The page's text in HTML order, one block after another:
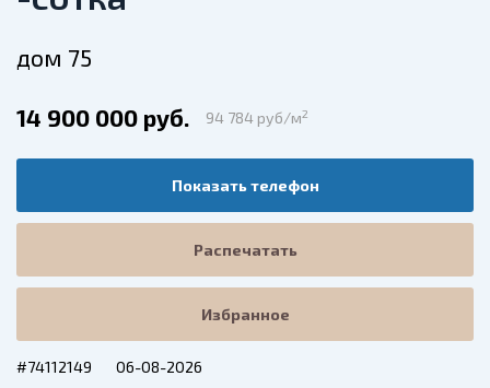
дом 75
14 900 000 руб. 94 784 руб/м2
Показать телефон
Распечатать
Избранное
#74112149 06-08-2026